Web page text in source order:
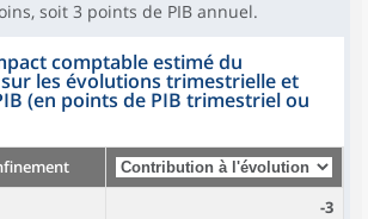
soit 3 points de PIB annuel.
comptable estimé du
les évolutions trimestrielle et
(en points de PIB trimestriel ou
-3